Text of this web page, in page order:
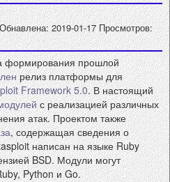
Обнавлена: 2019-01-17 Просмотров:
формирования прошлой
релиз платформы для
Framework 5.0. В настоящий
с реализацией различных
атак. Проектом также
, содержащая сведения о
написан на языке Ruby
BSD. Модули могут
Python и Go.